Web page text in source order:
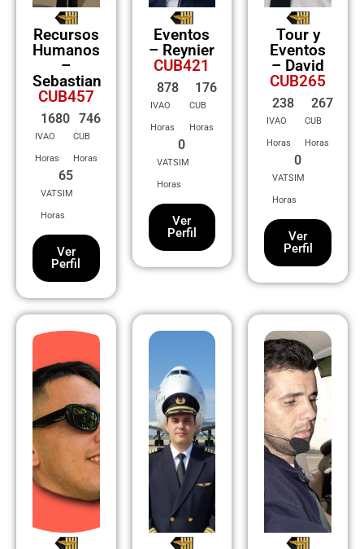
Recursos
Humanos
–
Sebastian
CUB457
IVAO
Horas
1680
CUB
Horas
746
VATSIM
Horas
65
Ver
Perfil
Eventos
– Reynier
CUB421
IVAO
Horas
878
CUB
Horas
176
VATSIM
Horas
0
Ver
Perfil
Tour y
Eventos
– David
CUB265
IVAO
Horas
238
CUB
Horas
267
VATSIM
Horas
0
Ver
Perfil